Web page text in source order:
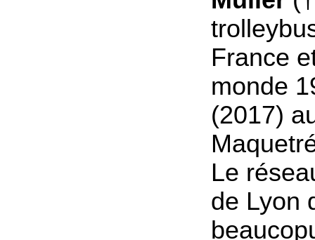
France
monde
(2017)
Le
de Lyon